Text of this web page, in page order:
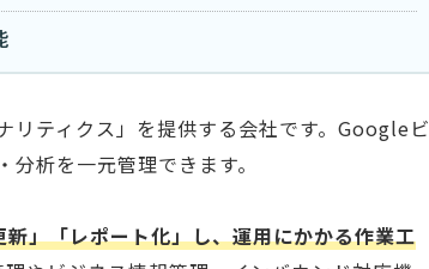
リティクス」を提供する会社です。Googleビ
析を一元管理できます。
」「レポート化」し、運用にかかる作業工